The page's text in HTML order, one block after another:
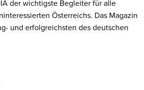
der wichtigste Begleiter für alle
Österreichs. Das Magazin
und erfolgreichsten des deutschen